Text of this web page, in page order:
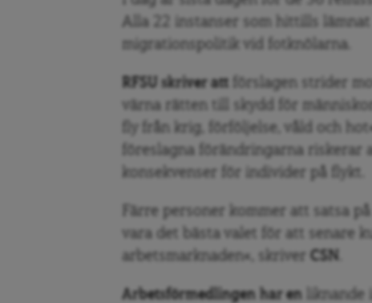
Alla 22 instanser som hittills
migrationspolitik vid fotknölarna.
RFSU skriver att förslagen strider
värna rätten till skydd för
fly från krig, förföljelse, våld och
föreslagna förändringarna riskerar
konsekvenser för individer på flykt.
Färre personer kommer att satsa
vara det bästa valet för att senare
arbetsmarknaden«, skriver CSN
Arbetsförmedlingen har en liknande